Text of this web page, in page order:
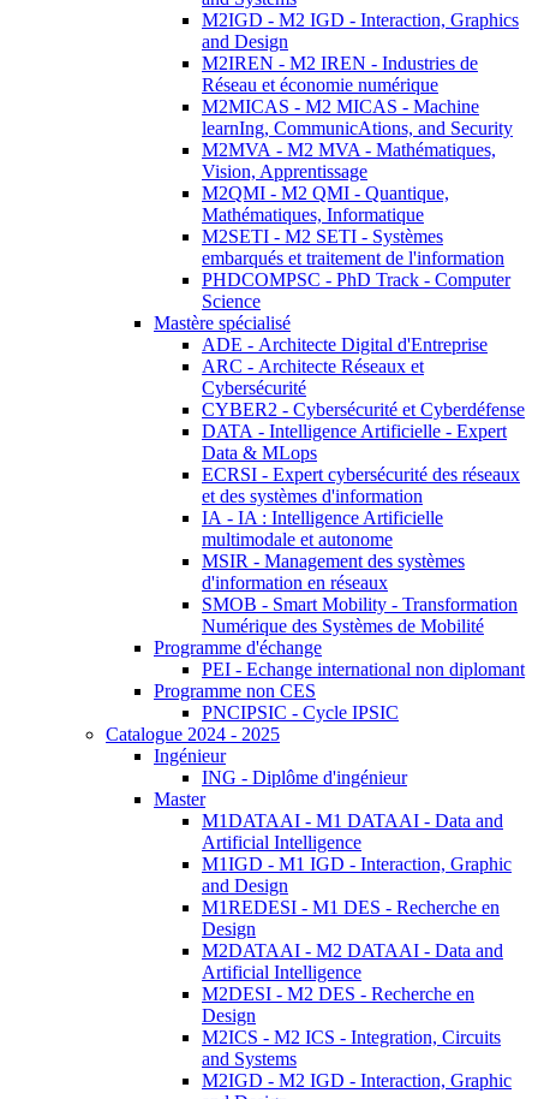
M2IGD - M2 IGD - Interaction, Graphics
and Design
M2IREN - M2 IREN - Industries de
Réseau et économie numérique
M2MICAS - M2 MICAS - Machine
learnIng, CommunicAtions, and Security
M2MVA - M2 MVA - Mathématiques,
Vision, Apprentissage
M2QMI - M2 QMI - Quantique,
Mathématiques, Informatique
M2SETI - M2 SETI - Systèmes
embarqués et traitement de l'information
PHDCOMPSC - PhD Track - Computer
Science
Mastère spécialisé
ADE - Architecte Digital d'Entreprise
ARC - Architecte Réseaux et
Cybersécurité
CYBER2 - Cybersécurité et Cyberdéfense
DATA - Intelligence Artificielle - Expert
Data & MLops
ECRSI - Expert cybersécurité des réseaux
et des systèmes d'information
IA - IA : Intelligence Artificielle
multimodale et autonome
MSIR - Management des systèmes
d'information en réseaux
SMOB - Smart Mobility - Transformation
Numérique des Systèmes de Mobilité
Programme d'échange
PEI - Echange international non diplomant
Programme non CES
PNCIPSIC - Cycle IPSIC
Catalogue 2024 - 2025
Ingénieur
ING - Diplôme d'ingénieur
Master
M1DATAAI - M1 DATAAI - Data and
Artificial Intelligence
M1IGD - M1 IGD - Interaction, Graphic
and Design
M1REDESI - M1 DES - Recherche en
Design
M2DATAAI - M2 DATAAI - Data and
Artificial Intelligence
M2DESI - M2 DES - Recherche en
Design
M2ICS - M2 ICS - Integration, Circuits
and Systems
M2IGD - M2 IGD - Interaction, Graphic